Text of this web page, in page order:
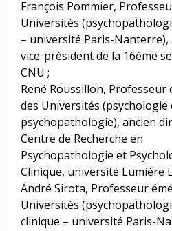
François Pommier,
Universités
– université Paris-Nanterre),
vice-président de la 16ème
CNU ;
René Roussillon, Professeur
des Universités (psychologie
psychopathologie), ancien
Centre de Recherche en
Psychopathologie et
Clinique, université Lumière
André Sirota, Professeur
Universités
clinique – université Paris-